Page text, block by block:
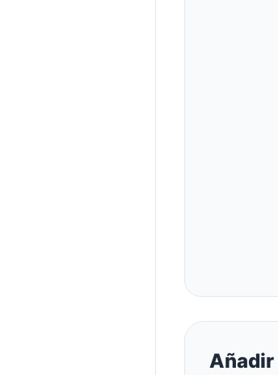
Añadir